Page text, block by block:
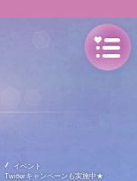
イベント
Twitterキャンペーンも実施中★